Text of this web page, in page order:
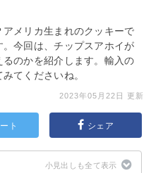
メリカ生まれのクッキーで
今回は、チップスアホイが
のかを紹介します。輸入の
てくださいね。
2023年05月22日 更新
ト シェア